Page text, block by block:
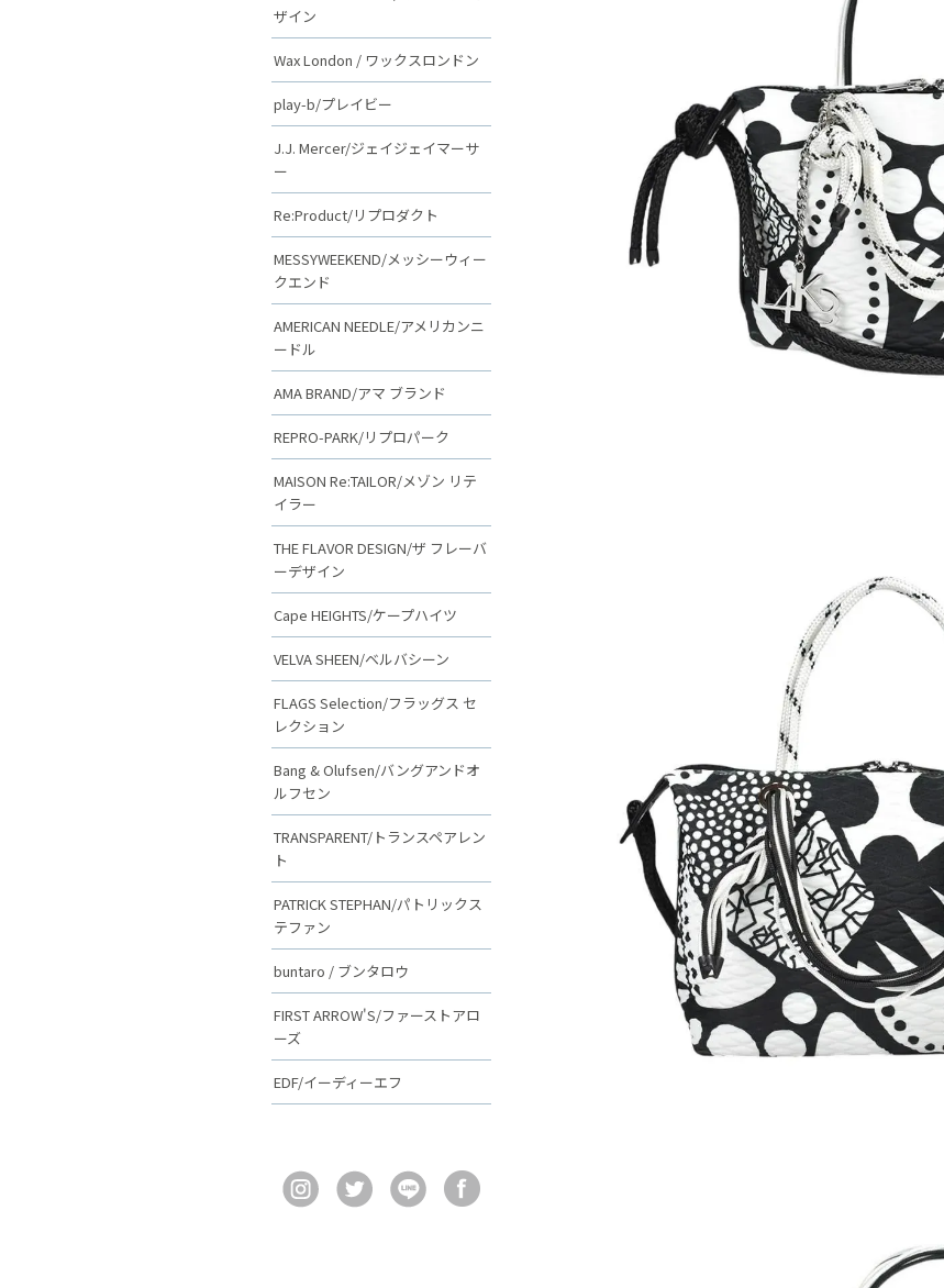
ザイン
Wax London / ワックスロンドン
play-b/プレイビー
J.J. Mercer/ジェイジェイマーサ
ー
Re:Product/リプロダクト
MESSYWEEKEND/メッシーウィー
クエンド
AMERICAN NEEDLE/アメリカンニ
ードル
AMA BRAND/アマ ブランド
REPRO-PARK/リプロパーク
MAISON Re:TAILOR/メゾン リテ
イラー
THE FLAVOR DESIGN/ザ フレーバ
ーデザイン
Cape HEIGHTS/ケープハイツ
VELVA SHEEN/ベルバシーン
FLAGS Selection/フラッグス セ
レクション
Bang & Olufsen/バングアンドオ
ルフセン
TRANSPARENT/トランスペアレン
ト
PATRICK STEPHAN/パトリックス
テファン
buntaro / ブンタロウ
FIRST ARROW'S/ファーストアロ
ーズ
EDF/イーディーエフ